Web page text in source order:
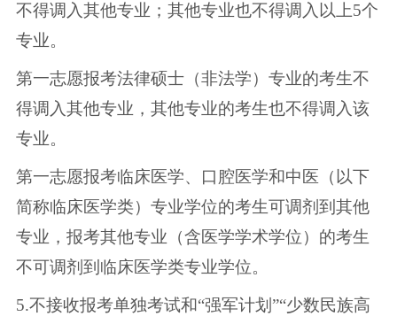
不得调入其他专业；其他专业也不得调入以上5个
专业。
第一志愿报考法律硕士（非法学）专业的考生不
得调入其他专业，其他专业的考生也不得调入该
专业。
第一志愿报考临床医学、口腔医学和中医（以下
简称临床医学类）专业学位的考生可调剂到其他
专业，报考其他专业（含医学学术学位）的考生
不可调剂到临床医学类专业学位。
5.不接收报考单独考试和“强军计划”“少数民族高